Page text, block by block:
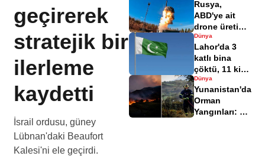
geçirerek
stratejik bir
ilerleme
kaydetti
İsrail ordusu, güney
Lübnan'daki Beaufort
Kalesi'ni ele geçirdi.
Rusya,
ABD'ye ait
drone üretim
tesisini
balistik füze
ile vurdu
Dünya
Lahor'da 3
katlı bina
çöktü, 11 kişi
hayatını
kaybetti
Dünya
Yunanistan'da
Orman
Yangınları: 3